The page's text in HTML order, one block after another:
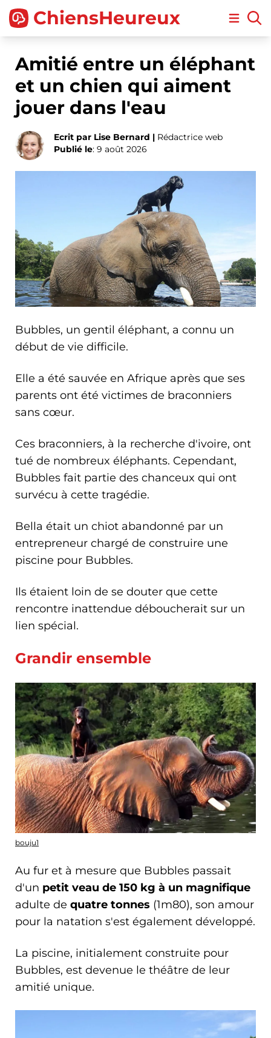
ChiensHeureux Open
Amitié entre un éléphant
et un chien qui aiment
jouer dans l'eau
Ecrit par Lise Bernard | Rédactrice web
Publié le: 9 août 2026
Bubbles, un gentil éléphant, a connu un
début de vie difficile.
Elle a été sauvée en Afrique après que ses
parents ont été victimes de braconniers
sans cœur.
Ces braconniers, à la recherche d'ivoire, ont
tué de nombreux éléphants. Cependant,
Bubbles fait partie des chanceux qui ont
survécu à cette tragédie.
Bella était un chiot abandonné par un
entrepreneur chargé de construire une
piscine pour Bubbles.
Ils étaient loin de se douter que cette
rencontre inattendue déboucherait sur un
lien spécial.
Grandir ensemble
bouju1
Au fur et à mesure que Bubbles passait
d'un petit veau de 150 kg à un magnifique
adulte de quatre tonnes (1m80), son amour
pour la natation s'est également développé.
La piscine, initialement construite pour
Bubbles, est devenue le théâtre de leur
amitié unique.